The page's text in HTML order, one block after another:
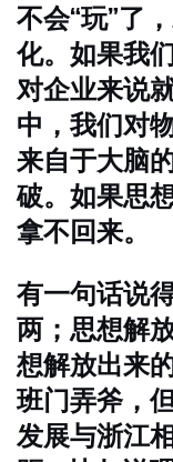
不会“玩”了
化。如果我
对企业来说
中，我们对
来自于大脑
破。如果思
拿不回来。
有一句话说
两；思想解
想解放出来
班门弄斧，
发展与浙江